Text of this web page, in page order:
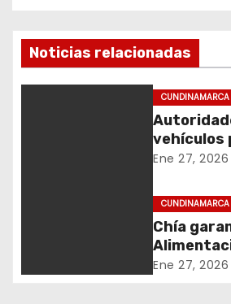
v
e
n
Noticias relacionadas
CUNDINAMARCA
vehículos
Zipaquirá
Ene 27, 2026
CUNDINAMARCA
Chía
Ene 27, 2026